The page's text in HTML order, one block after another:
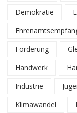
Demokratie
Förderung
Handwerk
Industrie
Klimawandel